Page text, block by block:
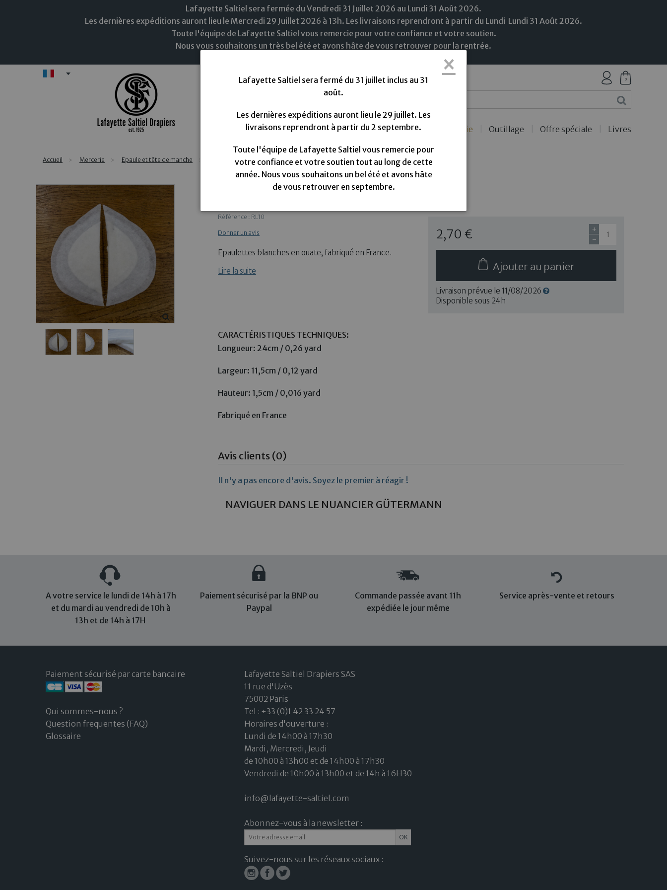
Lafayette Saltiel sera fermée du Vendredi 31 Juillet 2026 au Lundi 31 Août 2026.
Les dernières expéditions auront lieu le Mercredi 29 Juillet 2026 à 13h. Les livraisons reprendront à partir du Lundi Lundi 31 Août 2026.
Toute l'équipe de Lafayette Saltiel vous remercie pour votre confiance et votre soutien.
Nous vous souhaitons un très bel été et avons hâte de vous retrouver pour la rentrée.
0
Nouveautées Tissus Doublure Fils à coudre Mercerie Outillage Offre spéciale Livres
Accueil Mercerie Epaule et tête de manche Epaulettes Epaulettes blanches en ouate
Epaulettes blanches en ouate
Référence : RL10
Donner un avis
Epaulettes blanches en ouate, fabriqué en France.
Lire la suite
2,70 €
+
-
Ajouter au panier
Livraison prévue le 11/08/2026
Disponible sous 24h
CARACTÉRISTIQUES TECHNIQUES:
Longueur: 24cm / 0,26 yard
Largeur: 11,5cm / 0,12 yard
Hauteur: 1,5cm / 0,016 yard
Fabriqué en France
Avis clients (0)
Il n'y a pas encore d'avis. Soyez le premier à réagir !
NAVIGUER DANS LE NUANCIER GÜTERMANN
A votre service le lundi de 14h à 17h
et du mardi au vendredi de 10h à
13h et de 14h à 17H
Paiement sécurisé par la BNP ou
Paypal
Commande passée avant 11h
expédiée le jour même
Service après-vente et retours
Paiement sécurisé par carte bancaire
Qui sommes-nous ?
Question frequentes (FAQ)
Glossaire
Lafayette Saltiel Drapiers SAS
11 rue d'Uzès
75002 Paris
Tel : +33 (0)1 42 33 24 57
Horaires d'ouverture :
Lundi de 14h00 à 17h30
Mardi, Mercredi, Jeudi
de 10h00 à 13h00 et de 14h00 à 17h30
Vendredi de 10h00 à 13h00 et de 14h à 16H30
info@lafayette-saltiel.com
Abonnez-vous à la newsletter :
Suivez-nous sur les réseaux sociaux :
Lafayette Saltiel sera fermé du 31 juillet inclus au 31
août.
Les dernières expéditions auront lieu le 29 juillet. Les
livraisons reprendront à partir du 2 septembre.
Toute l'équipe de Lafayette Saltiel vous remercie pour
votre confiance et votre soutien tout au long de cette
année. Nous vous souhaitons un bel été et avons hâte
de vous retrouver en septembre.
×